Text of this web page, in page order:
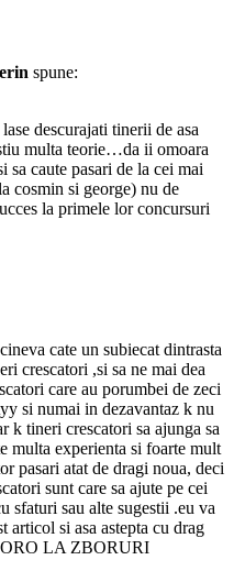
spune:
descurajati tinerii de asa
multa teorie…da ii omoara
caute pasari de la cei mai
cosmin si george) nu de
la primele lor concursuri
cate un subiecat dintrasta
crescatori ,si sa ne mai dea
care au porumbei de zeci
si numai in dezavantaz k nu
k tineri crescatori sa ajunga sa
multa experienta si foarte mult
pasari atat de dragi noua, deci
sunt care sa ajute pe cei
sfaturi sau alte sugestii .eu va
articol si asa astepta cu drag
LA ZBORURI